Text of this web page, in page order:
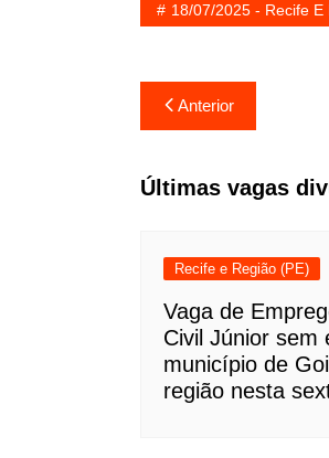
18/07/2025 - Recife E
Navegação
de
Post
Anterior
Últimas vagas
Recife e Região (PE)
Vaga de
Civil Júnior sem
município de
região nesta